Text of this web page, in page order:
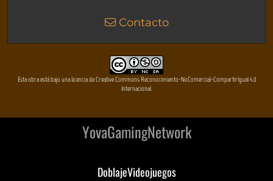
Contacto
Esta obra está bajo una licencia de Creative Commons Reconocimiento-NoComercial-CompartirIgual 4.0
Internacional
YovaGamingNetwork
DoblajeVideojuegos